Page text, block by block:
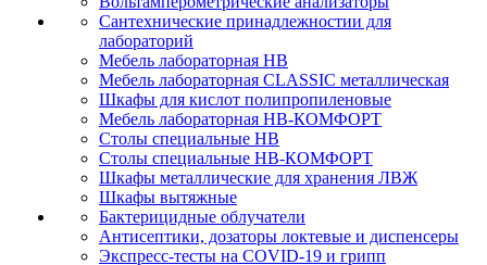
Сантехнические принадлежностии для
лабораторий
Мебель лабораторная НВ
Мебель лабораторная CLASSIC металлическая
Шкафы для кислот полипропиленовые
Мебель лабораторная НВ-КОМФОРТ
Столы специальные НВ
Столы специальные НВ-КОМФОРТ
Шкафы металлические для хранения ЛВЖ
Шкафы вытяжные
Бактерицидные облучатели
Антисептики, дозаторы локтевые и диспенсеры
Экспресс-тесты на COVID-19 и грипп